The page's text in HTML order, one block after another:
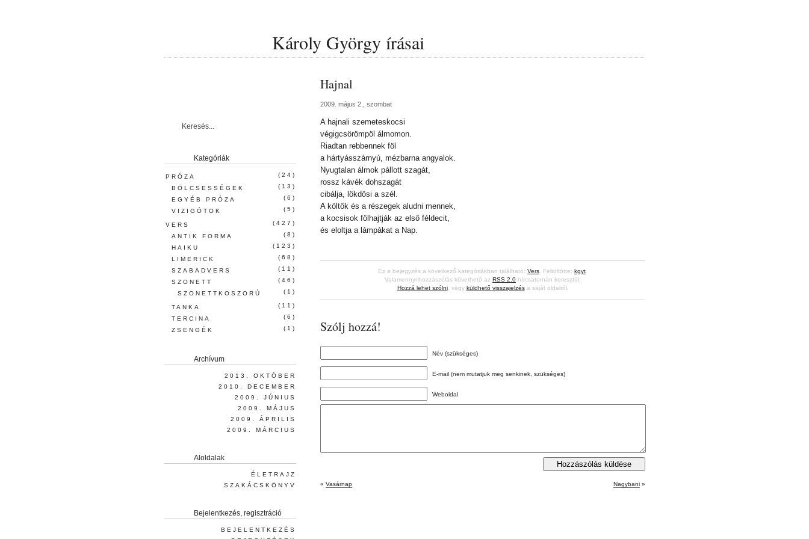
Károly György írásai
Hajnal
2009. május 2., szombat
A hajnali szemeteskocsi
végigcsörömpöl álmomon.
Riadtan rebbennek föl
a hártyásszárnyú, mézbarna angyalok.
Nyugtalan álmok pállott szagát,
rossz kávék dohszagát
cibálja, lökdösi a szél.
A költők és a részegek aludni mennek,
a kocsisok fölhajtják az első féldecit,
és eloltja a lámpákat a Nap.
Ez a bejegyzés a következő kategóriákban található: Vers . Feltöltötte: kgyt
Valamennyi hozzászólás követhető az RSS 2.0 hírcsatornán keresztül.
Hozzá lehet szólni, vagy küldhető visszajelzésa saját oldalról.
Szólj hozzá!
Név (szükséges)
E-mail (nem mutatjuk meg senkinek, szükséges)
Weboldal
« Vasárnap Nagybani »
Kategóriák
PRÓZA
(24)
BÖLCSESSÉGEK
(13)
EGYÉB PRÓZA
(6)
VIZIGÓTOK
(5)
VERS
(427)
ANTIK FORMA
(8)
HAIKU
(123)
LIMERICK
(68)
SZABADVERS
(11)
SZONETT
(46)
SZONETTKOSZORÚ
(1)
TANKA
(11)
TERCINA
(6)
ZSENGÉK
(1)
Archívum
2013. OKTÓBER
2010. DECEMBER
2009. JÚNIUS
2009. MÁJUS
2009. ÁPRILIS
2009. MÁRCIUS
Aloldalak
ÉLETRAJZ
SZAKÁCSKÖNYV
Bejelentkezés, regisztráció
BEJELENTKEZÉS